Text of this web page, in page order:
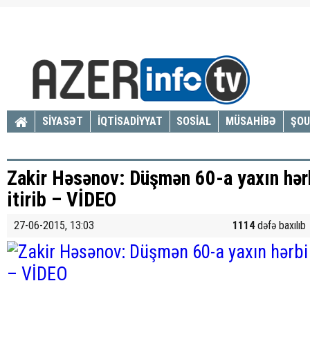
SİYASƏT İQTİSADİYYAT SOSİAL MÜSAHİBƏ
Zakir Həsənov: Düşmən 60-a yaxın
itirib – VİDEO
27-06-2015, 13:03 1114dəfə baxılıb